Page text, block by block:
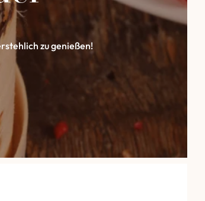
zu genießen!